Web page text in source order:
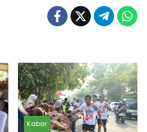
Kabar